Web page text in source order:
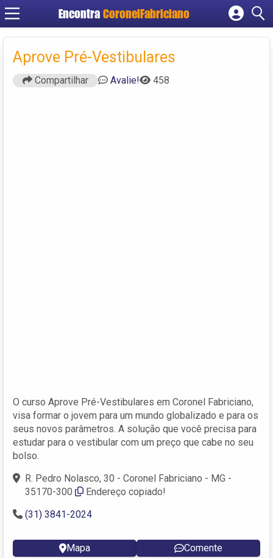
Encontra CoronelFabriciano
Cadastrar empresa
Criar conta
Aprove Pré-Vestibulares
Compartilhar Avalie! 458
O curso Aprove Pré-Vestibulares em Coronel Fabriciano,
visa formar o jovem para um mundo globalizado e para os
seus novos parâmetros. A solução que você precisa para
estudar para o vestibular com um preço que cabe no seu
bolso.
R. Pedro Nolasco, 30 - Coronel Fabriciano - MG -
35170-300
Endereço copiado!
(31) 3841-2024
Mapa Comente